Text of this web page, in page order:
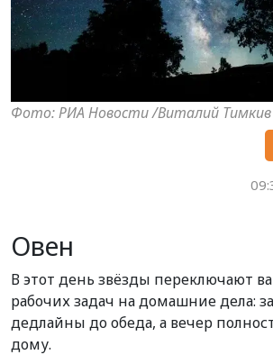
Фото: РИА Новости /Виталий Тимкив
Овен
В этот день звёзды переключают
рабочих задач на домашние дела:
дедлайны до обеда, а вечер
дому.